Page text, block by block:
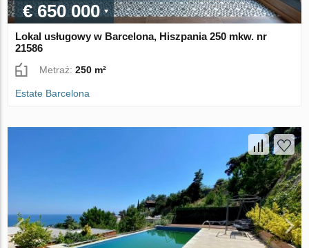
€ 650 000
Lokal usługowy w Barcelona, Hiszpania 250 mkw. nr
21586
Metraż:250 m²
Estate Barcelona